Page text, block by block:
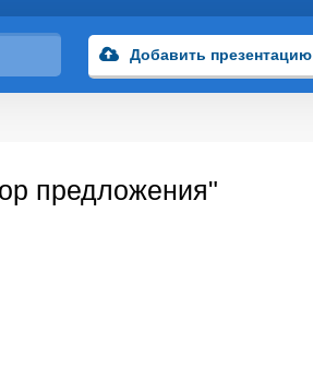
Добавить презентацию
предложения"